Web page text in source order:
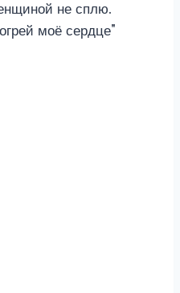
не сплю.
моё сердце"